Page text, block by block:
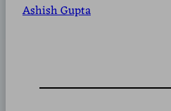
Ashish Gupta